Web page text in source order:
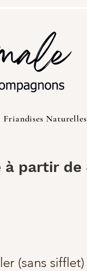
Friandises Naturelles
(sans sifflet)